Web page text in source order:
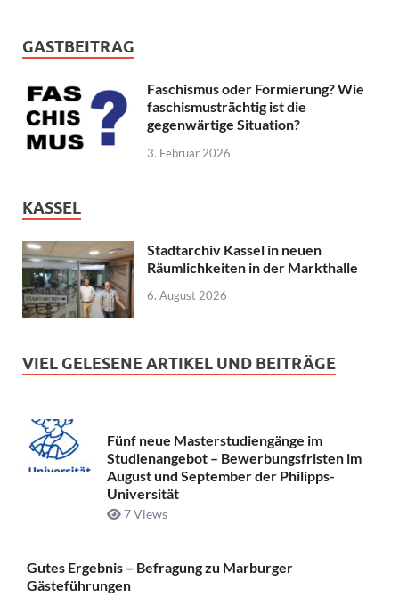
GASTBEITRAG
Faschismus oder Formierung? Wie
faschismusträchtig ist die
gegenwärtige Situation?
3. Februar 2026
KASSEL
Stadtarchiv Kassel in neuen
Räumlichkeiten in der Markthalle
6. August 2026
VIEL GELESENE ARTIKEL UND BEITRÄGE
Fünf neue Masterstudiengänge im
Studienangebot – Bewerbungsfristen im
August und September der Philipps-
Universität
7 Views
Gutes Ergebnis – Befragung zu Marburger
Gästeführungen